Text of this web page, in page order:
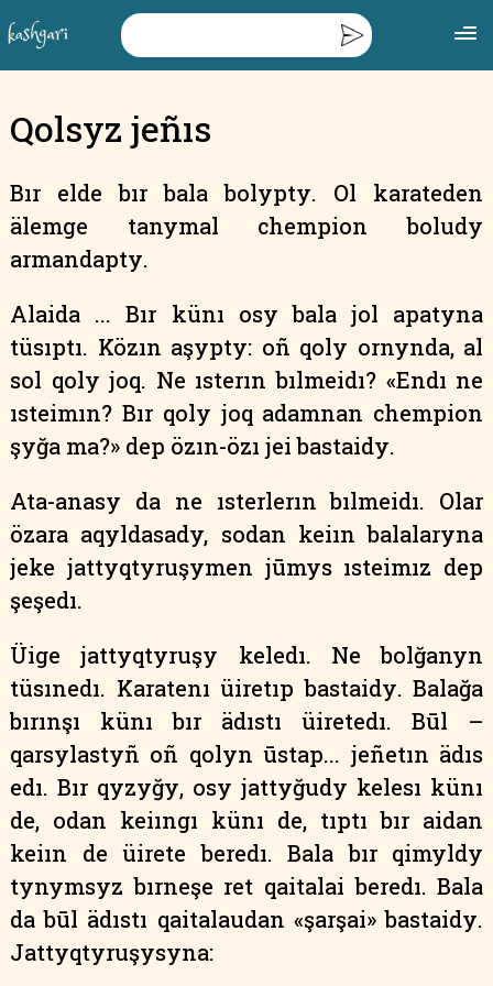
Qolsyz jeñıs
Bır elde bır bala bolypty. Ol
karateden
älemge
tanymal chempion
boludy
armandapty.
Alaida...Bır künı osy bala jol apatyna
tüsıptı. Közın aşypty: oñ qoly ornynda, al
sol qoly joq. Ne ısterın bılmeidı? «Endı ne
ısteimın? Bır qoly joq adamnan chempion
şyğa ma?» dep özın-özı jei bastaidy.
Ata-anasy da ne ısterlerın bılmeidı. Olar
özara aqyldasady, sodan keiın balalaryna
jeke jattyqtyruşymen jūmys ısteimız dep
şeşedı.
Üige
jattyqtyruşy keledı. Ne
bolğanyn
tüsınedı. Karatenı üiretıp bastaidy. Balağa
bırınşı
künı bır ädıstı üiretedı. Būl
–
qarsylastyñ oñ qolyn ūstap... jeñetın ädıs
edı. Bır qyzyğy, osy jattyğudy kelesı künı
de, odan keiıngı künı de, tıptı bır aidan
keiın
de üirete beredı. Bala bır qimyldy
tynymsyz bırneşe ret qaitalai beredı. Bala
da būl ädıstı qaitalaudan «şarşai» bastaidy.
Jattyqtyruşysyna: